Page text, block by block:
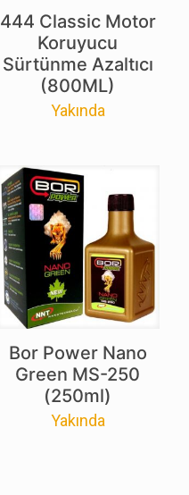
444 Classic Motor
Koruyucu
Sürtünme Azaltıcı
(800ML)
Yakında
Bor Power Nano
Green MS-250
(250ml)
Yakında